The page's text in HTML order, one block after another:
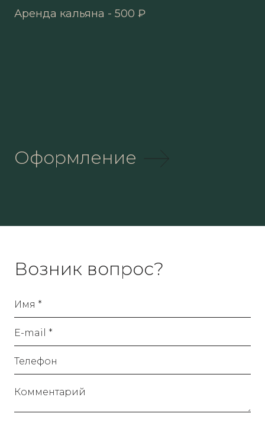
Аренда кальяна - 500 ₽
Оформление
Возник вопрос?
Имя *
E-mail *
Телефон
Комментарий